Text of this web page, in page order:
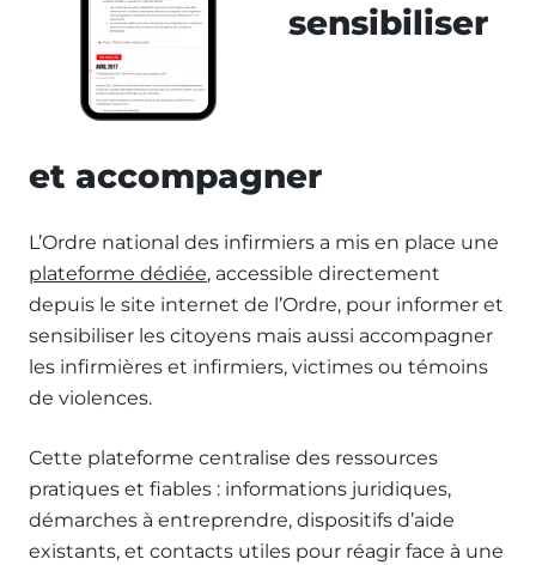
sensibiliser
et accompagner
L’Ordre national des infirmiers a mis en place une
plateforme dédiée, accessible directement
depuis le site internet de l’Ordre, pour informer et
sensibiliser les citoyens mais aussi accompagner
les infirmières et infirmiers, victimes ou témoins
de violences.
Cette plateforme centralise des ressources
pratiques et fiables : informations juridiques,
démarches à entreprendre, dispositifs d’aide
existants, et contacts utiles pour réagir face à une